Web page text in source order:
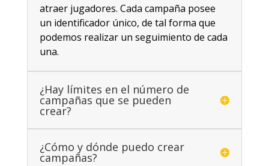
atraer jugadores. Cada campaña posee
un identificador único, de tal forma que
podemos realizar un seguimiento de cada
una.
¿Hay límites en el número de
campañas que se pueden
crear?
¿Cómo y dónde puedo crear
campañas?